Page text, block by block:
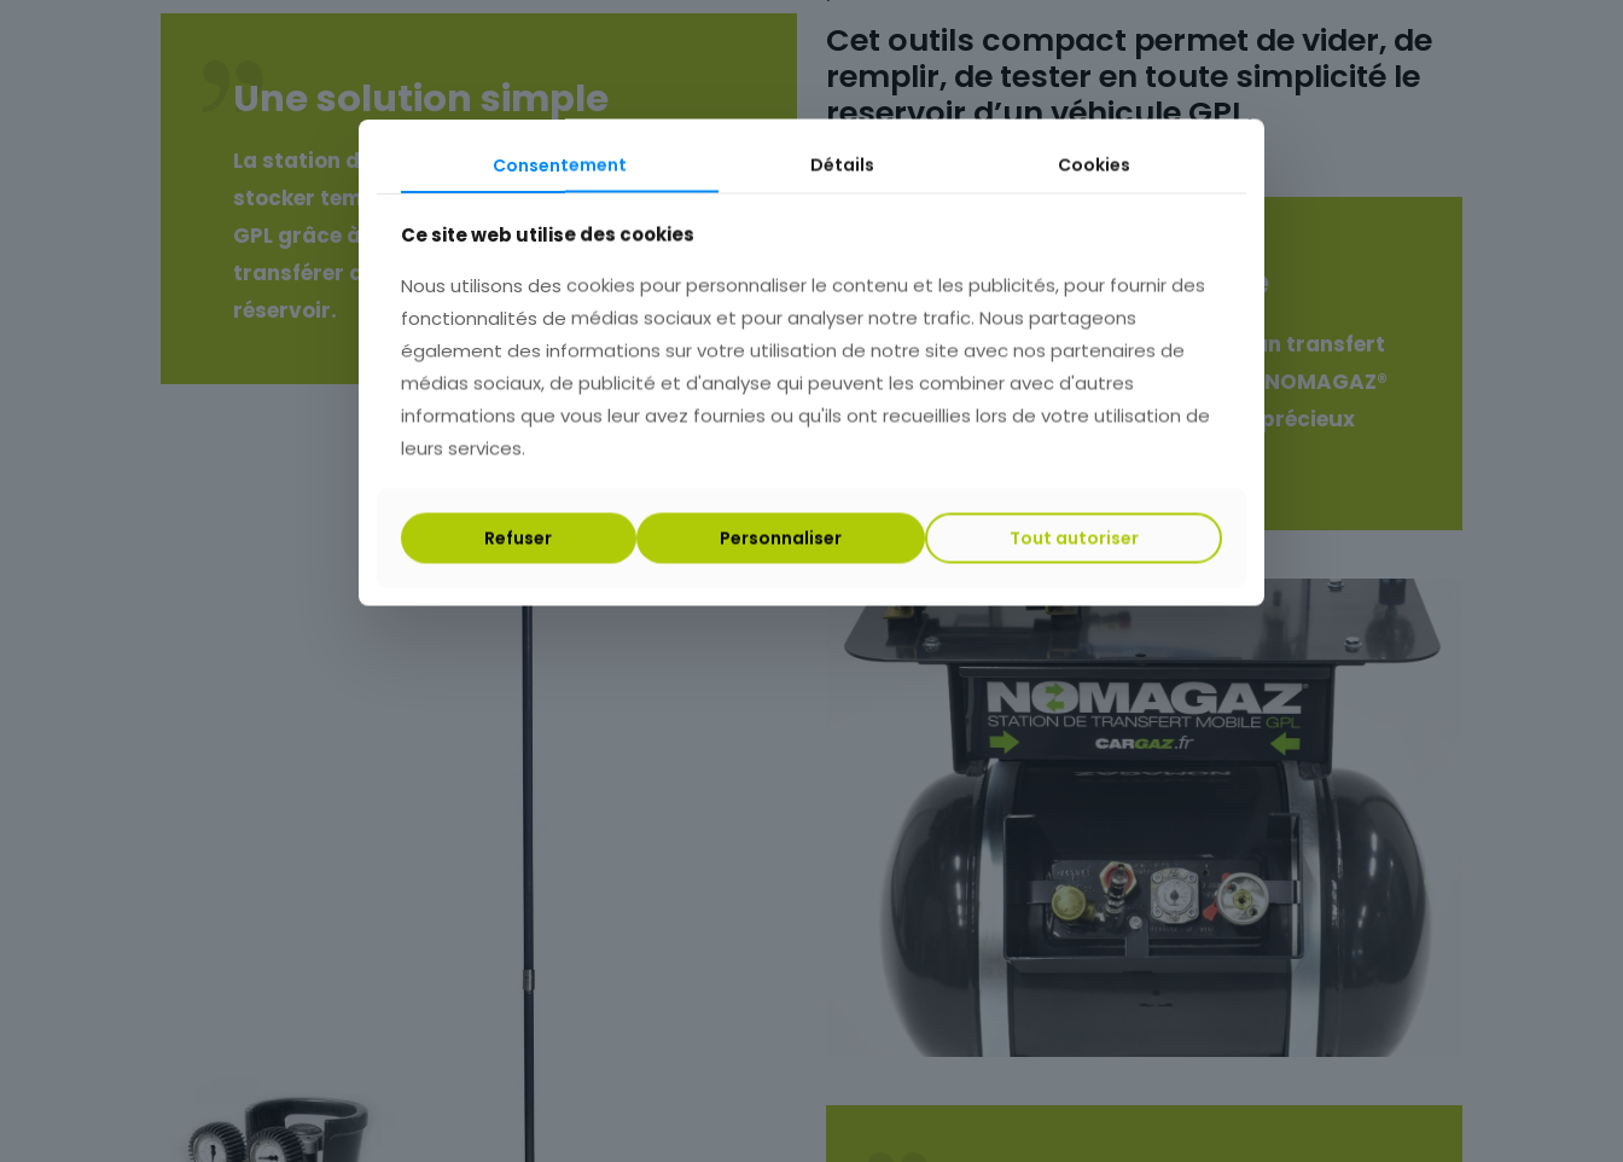
Une solution simple
La station de transfert NOMAGAZ® peut
stocker temporairement jusqu’à 45 litres de
GPL grâce à son réservoir intégré et le
transférer directement dans un autre
réservoir.
Cet outils compact permet de vider, de
remplir, de tester en toute simplicité le
reservoir d’un véhicule GPL.
Une solution rapide
Avec une prise en main rapide et un transfert
autonome, la station de transfert NOMAGAZ®
vous permet de gagner un temps précieux
Consentement Détails Cookies
Ce site web utilise des cookies
Nous utilisons des cookies pour personnaliser le contenu et les publicités, pour fournir des
fonctionnalités de médias sociaux et pour analyser notre trafic. Nous partageons
également des informations sur votre utilisation de notre site avec nos partenaires de
médias sociaux, de publicité et d'analyse qui peuvent les combiner avec d'autres
informations que vous leur avez fournies ou qu'ils ont recueillies lors de votre utilisation de
leurs services.
Refuser Personnaliser Tout autoriser